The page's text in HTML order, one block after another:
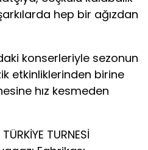
hep bir ağızdan
konserleriyle sezonun
etkinliklerinden birine
hız kesmeden
TÜRKİYE TURNESİ